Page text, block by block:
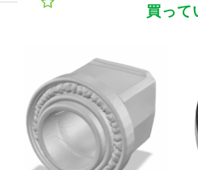
買って